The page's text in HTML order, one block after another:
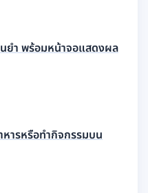
ยำ พร้อมหน้าจอแสดงผล
หารหรือทำกิจกรรมบน